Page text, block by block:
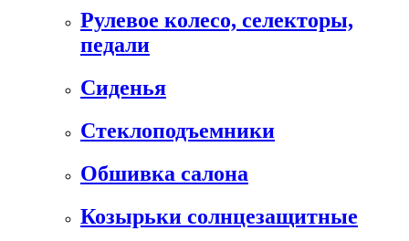
Рулевое колесо, селекторы,
педали
Сиденья
Стеклоподъемники
Обшивка салона
Козырьки солнцезащитные